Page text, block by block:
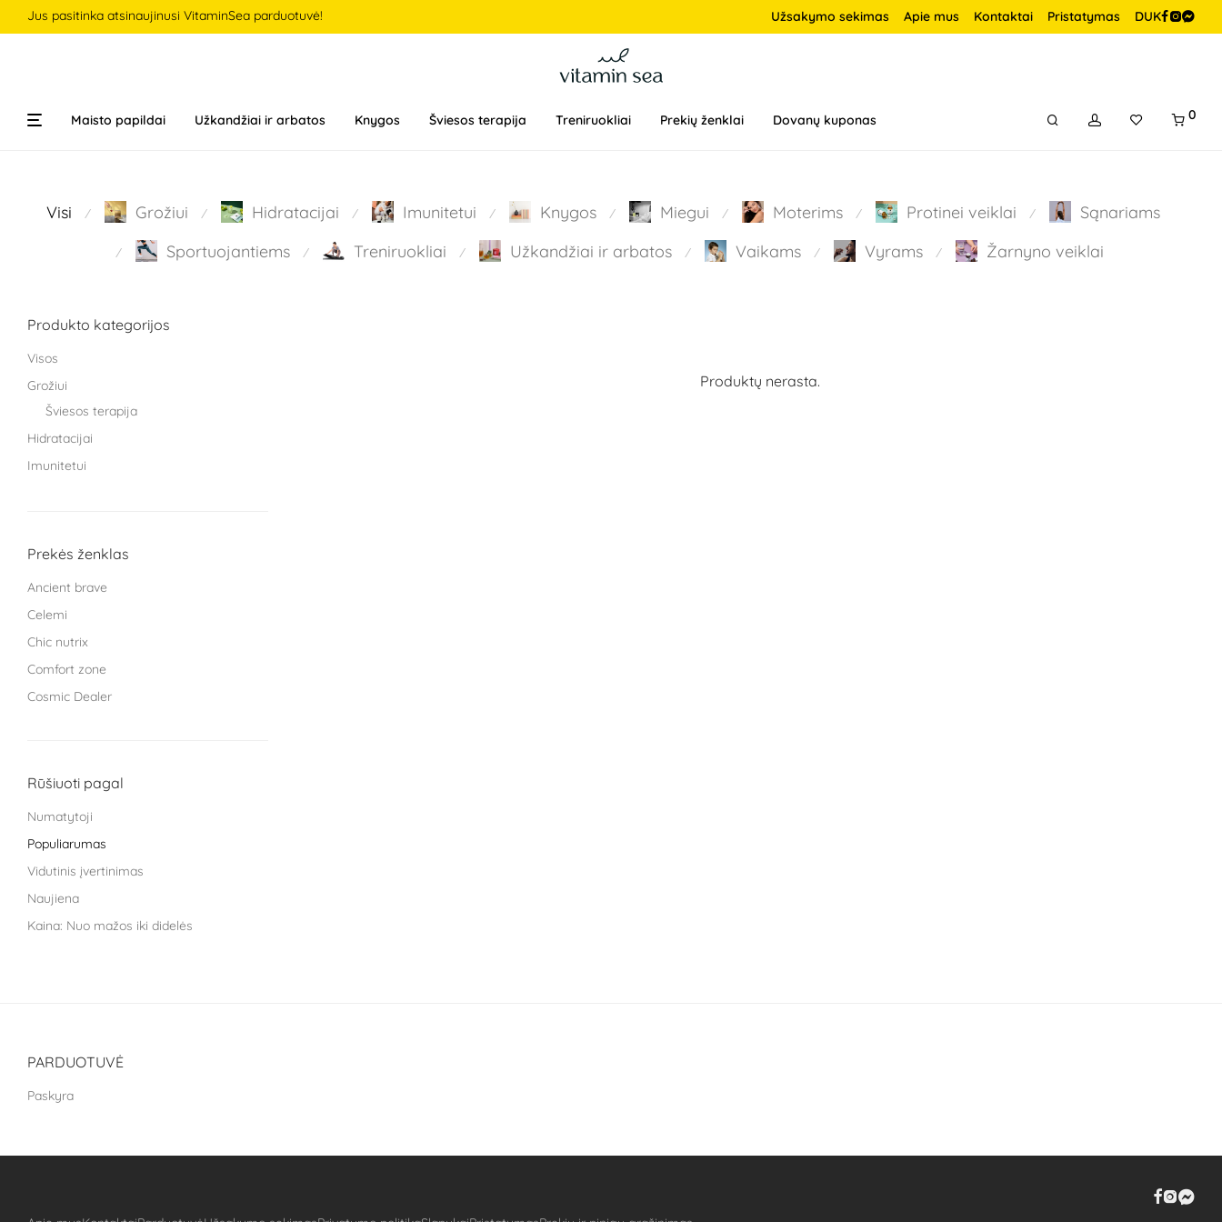
Jus pasitinka atsinaujinusi VitaminSea parduotuvė! Užsakymo sekimas Apie mus Kontaktai Pristatymas DUK
Maisto papildai Užkandžiai ir arbatos Knygos Šviesos terapija Treniruokliai Prekių ženklai Dovanų kuponas 0
Visi ⁄ Grožiui ⁄ Hidratacijai ⁄ Imunitetui ⁄ Knygos ⁄ Miegui ⁄ Moterims ⁄ Protinei veiklai ⁄ Sąnariams
⁄ Sportuojantiems ⁄ Treniruokliai ⁄ Užkandžiai ir arbatos ⁄ Vaikams ⁄ Vyrams ⁄ Žarnyno veiklai
Produkto kategorijos
Visos
Grožiui
Šviesos terapija
Hidratacijai
Imunitetui
Moterims
Prekės ženklas
Ancient brave
Celemi
Chic nutrix
Comfort zone
Cosmic Dealer
Kingsmith
The School of Life
VitaLibro
Well you
Rūšiuoti pagal
Numatytoji
Populiarumas
Vidutinis įvertinimas
Naujiena
Kaina: Nuo mažos iki didelės
Produktų nerasta.
PARDUOTUVĖ
Paskyra